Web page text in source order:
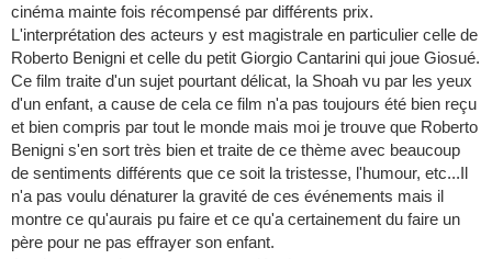
cinéma mainte fois récompensé par différents prix.
L'interprétation des acteurs y est magistrale en particulier celle de
Roberto Benigni et celle du petit Giorgio Cantarini qui joue Giosué.
Ce film traite d'un sujet pourtant délicat, la Shoah vu par les yeux
d'un enfant, a cause de cela ce film n'a pas toujours été bien reçu
et bien compris par tout le monde mais moi je trouve que Roberto
Benigni s'en sort très bien et traite de ce thème avec beaucoup
de sentiments différents que ce soit la tristesse, l'humour, etc...Il
n'a pas voulu dénaturer la gravité de ces événements mais il
montre ce qu'aurais pu faire et ce qu'a certainement du faire un
père pour ne pas effrayer son enfant.